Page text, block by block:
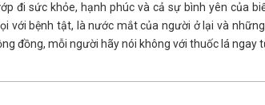
đi sức khỏe, hạnh phúc và cả sự bình yên của
với bệnh tật, là nước mắt của người ở lại và
đồng, mỗi người hãy nói không với thuốc lá ngay